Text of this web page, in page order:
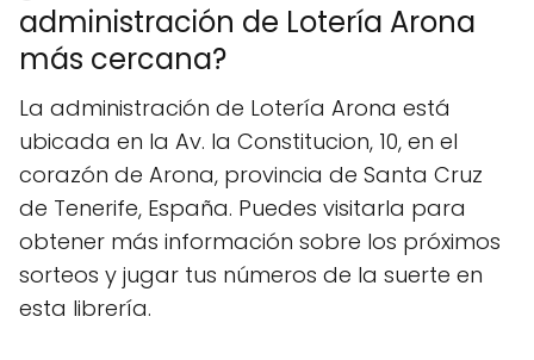
administración de Lotería Arona
más cercana?
La administración de Lotería Arona está
ubicada en la Av. la Constitucion, 10, en el
corazón de Arona, provincia de Santa Cruz
de Tenerife, España. Puedes visitarla para
obtener más información sobre los próximos
sorteos y jugar tus números de la suerte en
esta librería.